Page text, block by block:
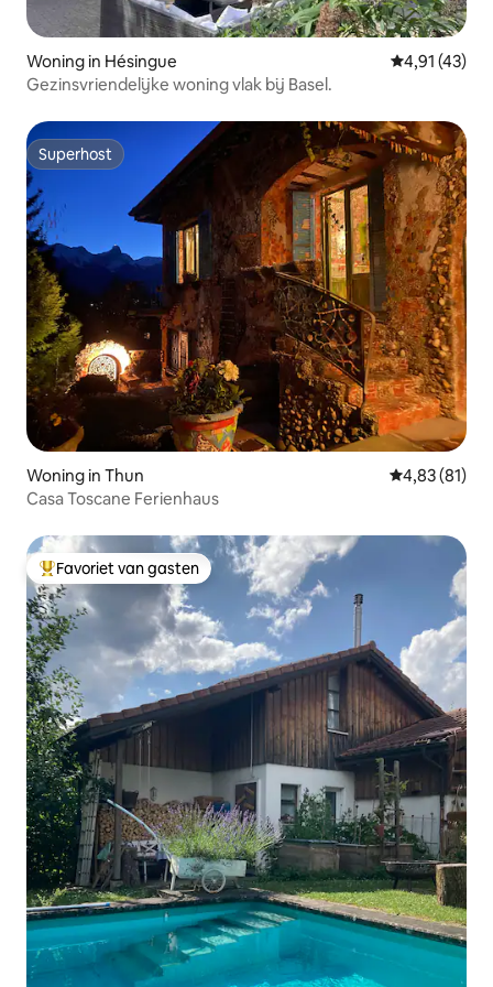
Woning in Hésingue Gemiddelde
4,91 (43)
Gezinsvriendelijke woning vlak bij Basel.
Superhost
Superhost
Woning in Thun Gemiddelde
4,83 (81)
Casa Toscane Ferienhaus
Topfavoriet van gasten
Favoriet van gasten